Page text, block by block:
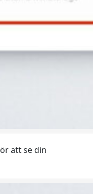
att se din